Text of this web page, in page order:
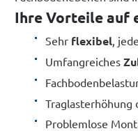
Ihre Vorteile auf
Sehr flexibel,
Umfangreiches
Traglasterhöhung
Problemlose